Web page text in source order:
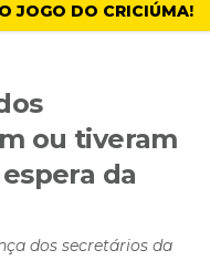
JOGO DO CRICIÚMA!
ou tiveram
da
dos secretários da